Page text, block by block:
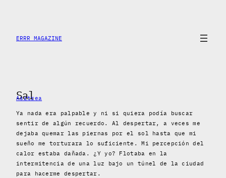
contenido
ERRR MAGAZINE
Sal
Asztrea
Ya nada era palpable y ni si quiera podía buscar
sentir de algún recuerdo. Al despertar, a veces me
dejaba quemar las piernas por el sol hasta que mi
sueño me torturara lo suficiente. Mi percepción del
calor estaba dañada. ¿Y yo? Flotaba en la
intermitencia de una luz bajo un túnel de la ciudad
para hacerme despertar.